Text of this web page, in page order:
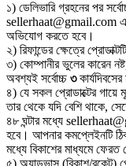
১) ডেলিভারি গ্রহনের পর
sellerhaat@gmail.com এ
অভিযোগ করতে হবে।
২) রিফান্ডের ক্ষেত্রে
৩) কোম্পানীর ভুলের কারেন
অবশ্যই সর্বোচ্চ ৩
৪) যে সকল প্রোডাক্টের
তার থেকে যদি বেশি থাকে,
৪৮ ঘন্টার মধ্যে
হবে। আপনার কমপ্লেইনটি
মধ্যে বিকাশের মাধ্যমে ফেরত